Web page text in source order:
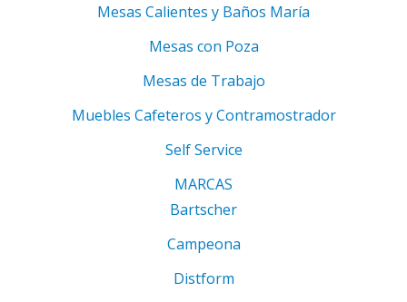
Mesas Calientes y Baños María
Mesas con Poza
Mesas de Trabajo
Muebles Cafeteros y Contramostrador
Self Service
MARCAS
Bartscher
Campeona
Distform